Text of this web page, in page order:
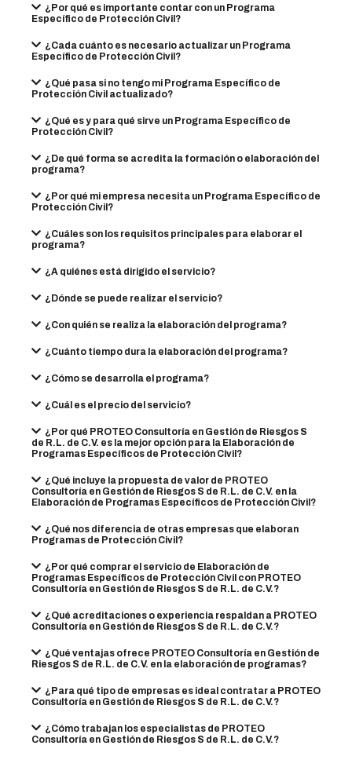
¿Por qué es importante contar con un Programa
Específico de Protección Civil?
¿Cada cuánto es necesario actualizar un Programa
Específico de Protección Civil?
¿Qué pasa si no tengo mi Programa Específico de
Protección Civil actualizado?
¿Qué es y para qué sirve un Programa Específico de
Protección Civil?
¿De qué forma se acredita la formación o elaboración del
programa?
¿Por qué mi empresa necesita un Programa Específico de
Protección Civil?
¿Cuáles son los requisitos principales para elaborar el
programa?
¿A quiénes está dirigido el servicio?
¿Dónde se puede realizar el servicio?
¿Con quién se realiza la elaboración del programa?
¿Cuánto tiempo dura la elaboración del programa?
¿Cómo se desarrolla el programa?
¿Cuál es el precio del servicio?
¿Por qué PROTEO Consultoría en Gestión de Riesgos S
de R.L. de C.V. es la mejor opción para la Elaboración de
Programas Específicos de Protección Civil?
¿Qué incluye la propuesta de valor de PROTEO
Consultoría en Gestión de Riesgos S de R.L. de C.V. en la
Elaboración de Programas Específicos de Protección Civil?
¿Qué nos diferencia de otras empresas que elaboran
Programas de Protección Civil?
¿Por qué comprar el servicio de Elaboración de
Programas Específicos de Protección Civil con PROTEO
Consultoría en Gestión de Riesgos S de R.L. de C.V.?
¿Qué acreditaciones o experiencia respaldan a PROTEO
Consultoría en Gestión de Riesgos S de R.L. de C.V.?
¿Qué ventajas ofrece PROTEO Consultoría en Gestión de
Riesgos S de R.L. de C.V. en la elaboración de programas?
¿Para qué tipo de empresas es ideal contratar a PROTEO
Consultoría en Gestión de Riesgos S de R.L. de C.V.?
¿Cómo trabajan los especialistas de PROTEO
Consultoría en Gestión de Riesgos S de R.L. de C.V.?